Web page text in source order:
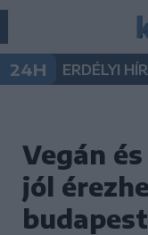
24H ERDÉLYI
Vegán
jól